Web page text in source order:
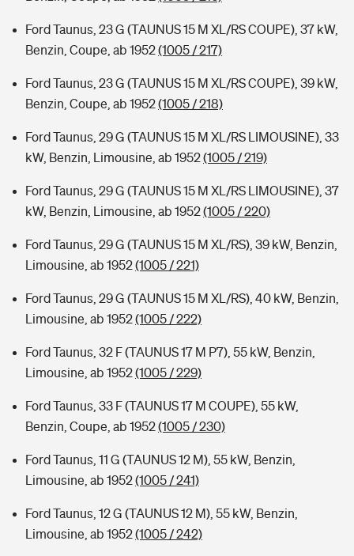
Ford Taunus, 23 G (TAUNUS 15 M XL/RS COUPE), 37 kW,
Benzin, Coupe, ab 1952(1005 / 217)
Ford Taunus, 23 G (TAUNUS 15 M XL/RS COUPE), 39 kW,
Benzin, Coupe, ab 1952(1005 / 218)
Ford Taunus, 29 G (TAUNUS 15 M XL/RS LIMOUSINE), 33
kW, Benzin, Limousine, ab 1952(1005 / 219)
Ford Taunus, 29 G (TAUNUS 15 M XL/RS LIMOUSINE), 37
kW, Benzin, Limousine, ab 1952(1005 / 220)
Ford Taunus, 29 G (TAUNUS 15 M XL/RS), 39 kW, Benzin,
Limousine, ab 1952(1005 / 221)
Ford Taunus, 29 G (TAUNUS 15 M XL/RS), 40 kW, Benzin,
Limousine, ab 1952(1005 / 222)
Ford Taunus, 32 F (TAUNUS 17 M P7), 55 kW, Benzin,
Limousine, ab 1952(1005 / 229)
Ford Taunus, 33 F (TAUNUS 17 M COUPE), 55 kW,
Benzin, Coupe, ab 1952(1005 / 230)
Ford Taunus, 11 G (TAUNUS 12 M), 55 kW, Benzin,
Limousine, ab 1952(1005 / 241)
Ford Taunus, 12 G (TAUNUS 12 M), 55 kW, Benzin,
Limousine, ab 1952(1005 / 242)